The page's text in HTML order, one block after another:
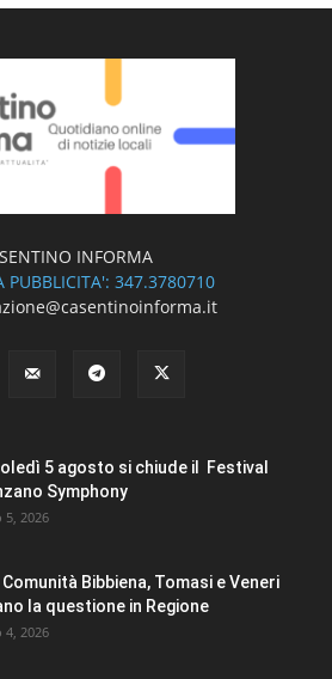
INFORMA
PUBBLICITA': 347.3780710
5 agosto si chiude il Festival
Symphony
5, 2026
Comunità Bibbiena, Tomasi e Veneri
la questione in Regione
4, 2026